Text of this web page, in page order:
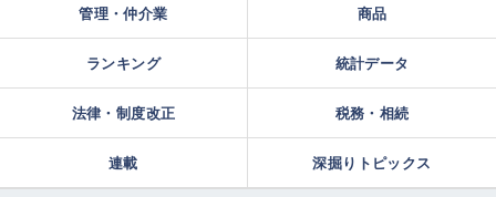
管理・仲介業 商品
ランキング 統計データ
法律・制度改正 税務・相続
連載 深掘りトピックス